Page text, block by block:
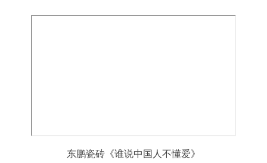
东鹏瓷砖《谁说中国人不懂爱》